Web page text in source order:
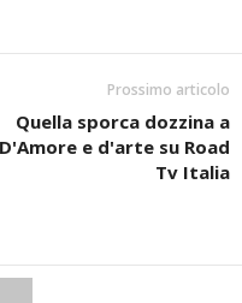
Prossimo articolo
Quella sporca dozzina a
D'Amore e d'arte su Road
Tv Italia